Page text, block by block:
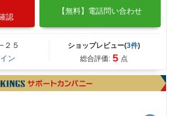
認
【無料】電話問い合わせ
２５
ン
ショップレビュー(3件)
総合評価: 5 点